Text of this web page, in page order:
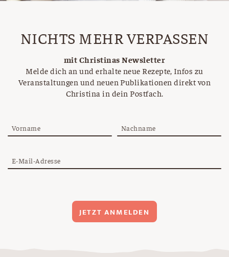
NICHTS MEHR VERPASSEN
mit Christinas Newsletter
Melde dich an und erhalte neue Rezepte, Infos zu
Veranstaltungen und neuen Publikationen direkt von
Christina in dein Postfach.
Vorname Nachname
E-Mail-Adresse
JETZT ANMELDEN